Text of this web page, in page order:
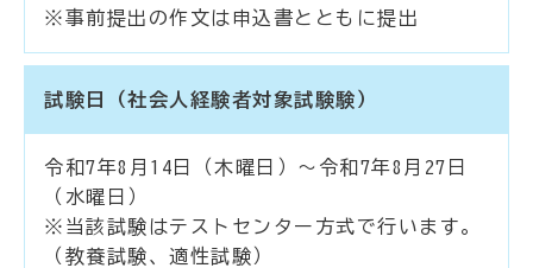
※事前提出の作文は申込書とともに提出
試験日（社会人経験者対象試験験）
令和7年8月14日（木曜日）～令和7年8月27日
（水曜日）
※当該試験はテストセンター方式で行います。
（教養試験、適性試験）